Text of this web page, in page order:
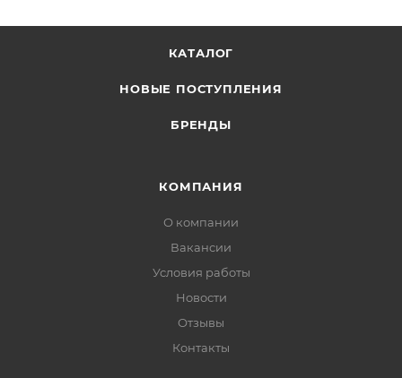
КАТАЛОГ
НОВЫЕ ПОСТУПЛЕНИЯ
БРЕНДЫ
КОМПАНИЯ
О компании
Вакансии
Условия работы
Новости
Отзывы
Контакты